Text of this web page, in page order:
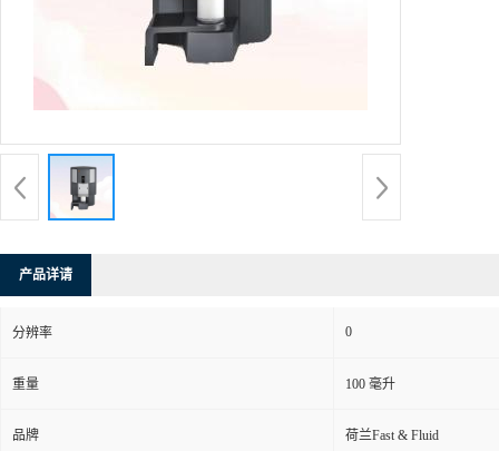
产品详请
分辨率 0
重量 100 毫升
品牌 荷兰Fast & Fluid